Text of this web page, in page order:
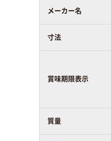
メーカー名
寸法
賞味期限表示
質量